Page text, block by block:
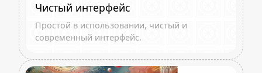
Чистый интерфейс
Простой в использовании, чистый и
современный интерфейс.